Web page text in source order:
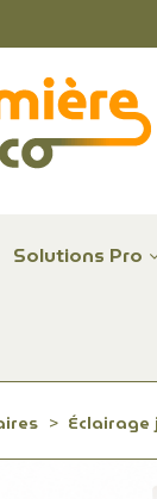
Solutions Pro